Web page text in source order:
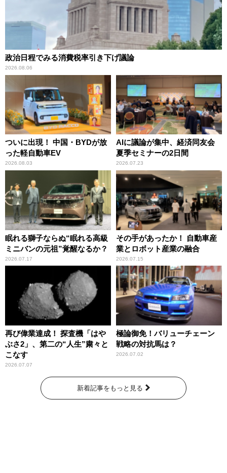
政治日程でみる消費税率引き下げ議論
2026.08.06
ついに出現！ 中国・BYDが放
った軽自動車EV
2026.08.03
AIに議論が集中、経済同友会
夏季セミナーの2日間
2026.07.23
眠れる獅子ならぬ“眠れる高級
ミニバンの元祖”覚醒なるか？
2026.07.17
その手があったか！ 自動車産
業とロボット産業の融合
2026.07.15
再び偉業達成！ 探査機「はや
ぶさ2」、第二の“人生”粛々と
こなす
2026.07.07
極論御免！バリューチェーン
戦略の対抗馬は？
2026.07.02
新着記事をもっと見る